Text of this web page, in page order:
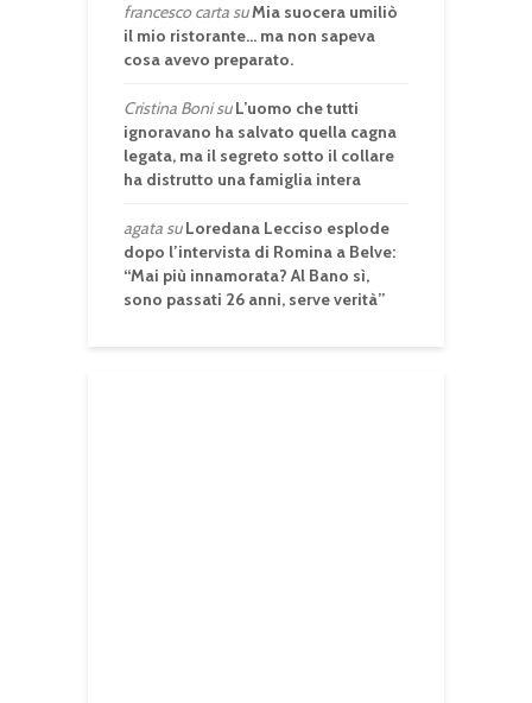
francesco cartasuMia suocera umiliò
il mio ristorante… ma non sapeva
cosa avevo preparato.
Cristina BonisuL’uomo che tutti
ignoravano ha salvato quella cagna
legata, ma il segreto sotto il collare
ha distrutto una famiglia intera
agatasuLoredana Lecciso esplode
dopo l’intervista di Romina a Belve:
“Mai più innamorata? Al Bano sì,
sono passati 26 anni, serve verità”